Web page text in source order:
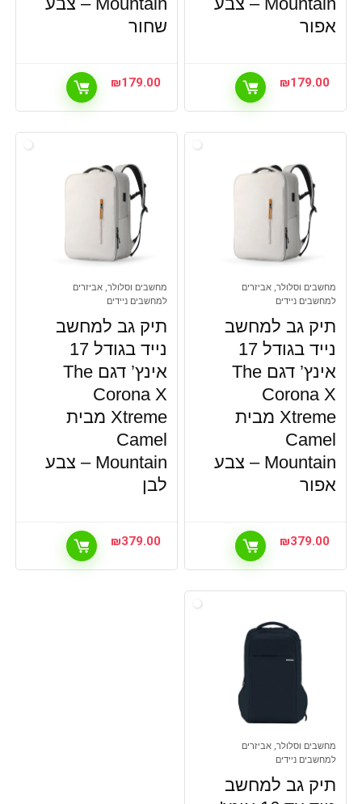
אפור
₪179.00
שחור
₪179.00
מחשבים וסלולר, אביזרים
למחשבים ניידים
תיק גב למחשב
נייד בגודל 17
אינץ’ דגם The
Corona X
Xtreme מבית
Camel
Mountain – צבע
אפור
₪379.00
מחשבים וסלולר, אביזרים
למחשבים ניידים
תיק גב למחשב
נייד בגודל 17
אינץ’ דגם The
Corona X
Xtreme מבית
Camel
Mountain – צבע
לבן
₪379.00
מחשבים וסלולר, אביזרים
למחשבים ניידים
תיק גב למחשב